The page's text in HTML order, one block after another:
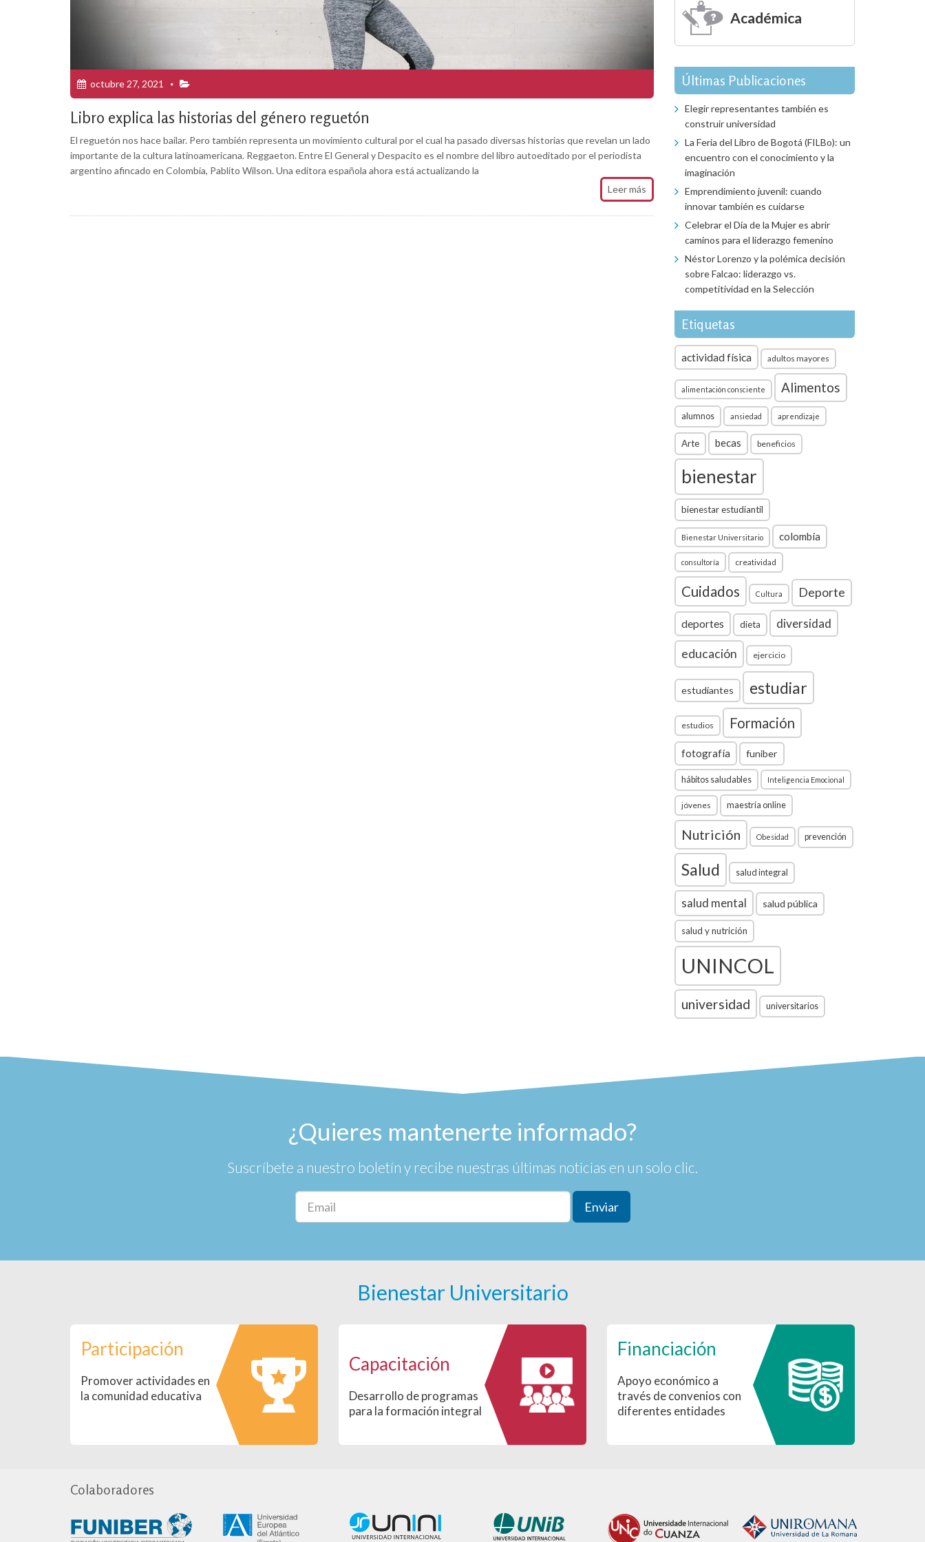
octubre 27, 2021
Libro explica las historias del género reguetón
El reguetón nos hace bailar. Pero también representa un movimiento cultural por el cual ha pasado diversas historias que revelan un lado
importante de la cultura latinoamericana. Reggaeton. Entre El General y Despacito es el nombre del libro autoeditado por el periodista
argentino afincado en Colombia, Pablito Wilson. Una editora española ahora está actualizando la
Leer más
Académica
Últimas Publicaciones
Elegir representantes también es
construir universidad
La Feria del Libro de Bogotá (FILBo): un
encuentro con el conocimiento y la
imaginación
Emprendimiento juvenil: cuando
innovar también es cuidarse
Celebrar el Día de la Mujer es abrir
caminos para el liderazgo femenino
Néstor Lorenzo y la polémica decisión
sobre Falcao: liderazgo vs.
competitividad en la Selección
Etiquetas
actividad física adultos mayores
alimentación consciente Alimentos
alumnos ansiedad aprendizaje
Arte becas beneficios
bienestar
bienestar estudiantil
Bienestar Universitario colombia
consultoría creatividad
Cuidados Cultura Deporte
deportes dieta diversidad
educación ejercicio
estudiantes estudiar
estudios Formación
fotografía funiber
hábitos saludables Inteligencia Emocional
jóvenes maestría online
Nutrición Obesidad prevención
Salud salud integral
salud mental salud pública
salud y nutrición
UNINCOL
universidad universitarios
¿Quieres mantenerte informado?
Suscríbete a nuestro boletín y recibe nuestras últimas noticias en un solo clic.
Enviar
Bienestar Universitario
Participación
Promover actividades en
la comunidad educativa
Capacitación
Desarrollo de programas
para la formación integral
Financiación
Apoyo económico a
través de convenios con
diferentes entidades
Colaboradores